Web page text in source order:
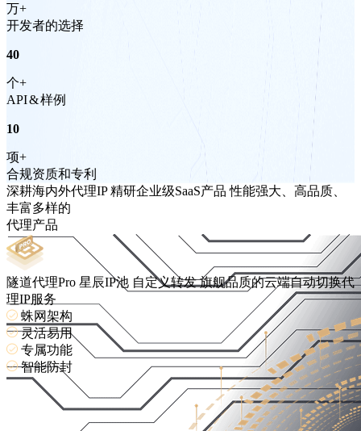
万+
开发者的选择
40
个+
API&样例
10
项+
合规资质和专利
深耕海内外代理IP 精研企业级SaaS产品 性能强大、高品质、
丰富多样的
代理产品
隧道代理Pro 星辰IP池 自定义转发 旗舰品质的云端自动切换代
理IP服务
蛛网架构
灵活易用
专属功能
智能防封